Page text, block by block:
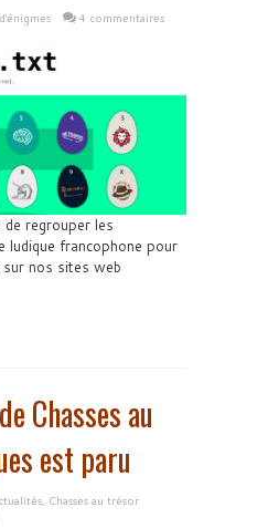
4 commentaires
regrouper les
ludique francophone pour
nos sites web
Chasses au
est paru
, Chasses au trésor